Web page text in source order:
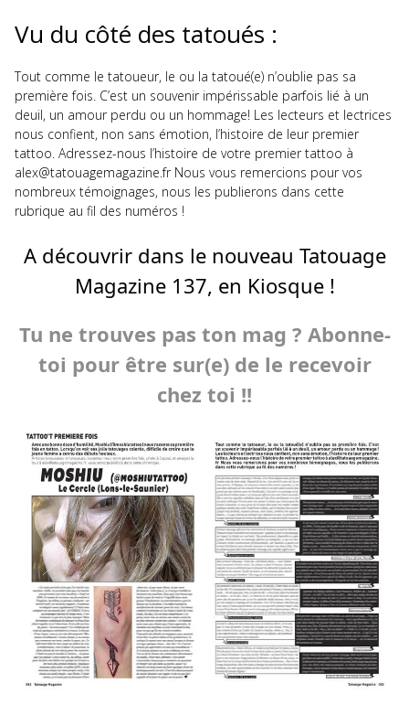
Vu du côté des tatoués :
Tout comme le tatoueur, le ou la tatoué(e) n’oublie pas sa
première fois. C’est un souvenir impérissable parfois lié à un
deuil, un amour perdu ou un hommage! Les lecteurs et lectrices
nous confient, non sans émotion, l’histoire de leur premier
tattoo. Adressez-nous l’histoire de votre premier tattoo à
alex@tatouagemagazine.fr Nous vous remercions pour vos
nombreux témoignages, nous les publierons dans cette
rubrique au fil des numéros !
A découvrir dans le nouveau Tatouage
Magazine 137, en Kiosque !
Tu ne trouves pas ton mag ? Abonne-
toi pour être sur(e) de le recevoir
chez toi !!